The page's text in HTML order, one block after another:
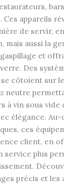
Ces appareils
de servir,
mais aussi la
et
Des
côtoient sur
neutre
à vin sous vide
élégance. Au-
ces
client, en
service plus
précis et les